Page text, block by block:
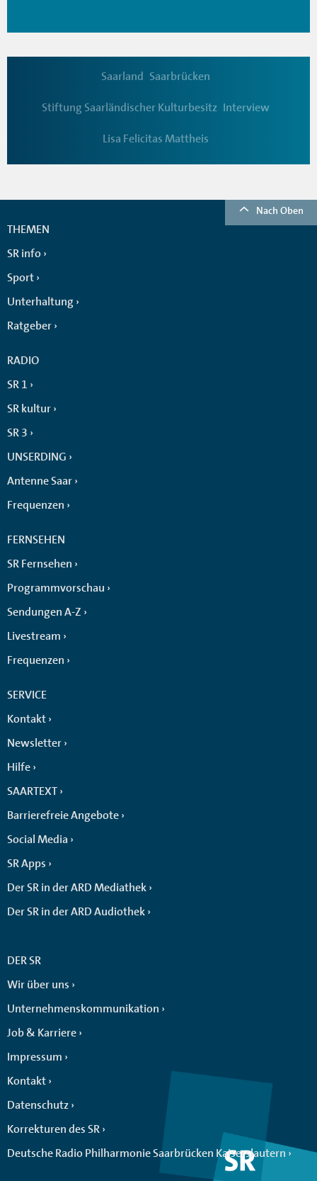
Saarland Saarbrücken
Stiftung Saarländischer Kulturbesitz Interview
Lisa Felicitas Mattheis
Nach Oben
THEMEN
SR info
Sport
Unterhaltung
Ratgeber
RADIO
SR 1
SR kultur
SR 3
UNSERDING
Antenne Saar
Frequenzen
FERNSEHEN
SR Fernsehen
Programmvorschau
Sendungen A-Z
Livestream
Frequenzen
SERVICE
Kontakt
Newsletter
Hilfe
SAARTEXT
Barrierefreie Angebote
Social Media
SR Apps
Der SR in der ARD Mediathek
Der SR in der ARD Audiothek
DER SR
Wir über uns
Unternehmenskommunikation
Job & Karriere
Impressum
Kontakt
Datenschutz
Korrekturen des SR
Deutsche Radio Philharmonie Saarbrücken Kaiserslautern